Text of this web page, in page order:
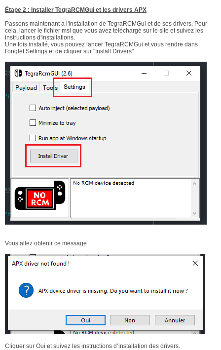
Étape 2 : Installer TegraRCMGui et les drivers APX
Passons maintenant à l'installation de TegraRCMGui et de ses drivers. Pour
cela, lancer le fichier msi que vous avez téléchargé sur le site et suivez les
instructions d'installations.
Une fois installé, vous pouvez lancer TegraRCMGui et vous rendre dans
l'onglet Settings et de cliquer sur "Install Drivers"
Vous allez obtenir ce message :
Cliquer sur Oui et suivez les instructions d’installation des drivers.